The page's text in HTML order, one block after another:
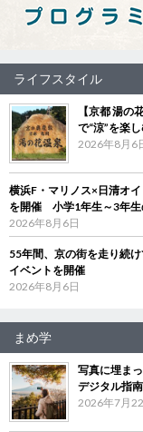
ライフスタイル
【京都 湯
で“涼”を楽
2026年8月6
横浜F・マリノス×日清オ
を開催 小学1年生～3年生
2026年8月6日
55年間、京の街を走り続
イベントを開催
2026年8月6日
まめ学
写真に埋ま
デジタル指南
2026年7月